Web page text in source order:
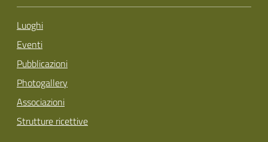
Luoghi
Eventi
Pubblicazioni
Photogallery
Associazioni
Strutture ricettive